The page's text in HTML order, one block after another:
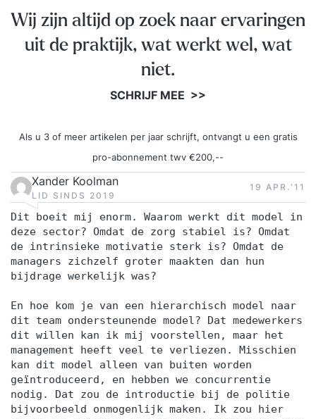
Wij zijn altijd op zoek naar ervaringen
uit de praktijk, wat werkt wel, wat
niet.
SCHRIJF MEE >>
Als u 3 of meer artikelen per jaar schrijft, ontvangt u een gratis
pro-abonnement twv €200,--
Xander Koolman
LID SINDS 2019
19 APR.‘11
Dit boeit mij enorm. Waarom werkt dit model in
deze sector? Omdat de zorg stabiel is? Omdat
de intrinsieke motivatie sterk is? Omdat de
managers zichzelf groter maakten dan hun
bijdrage werkelijk was?
En hoe kom je van een hierarchisch model naar
dit team ondersteunende model? Dat medewerkers
dit willen kan ik mij voorstellen, maar het
management heeft veel te verliezen. Misschien
kan dit model alleen van buiten worden
geïntroduceerd, en hebben we concurrentie
nodig. Dat zou de introductie bij de politie
bijvoorbeeld onmogenlijk maken. Ik zou hier